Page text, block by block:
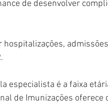
de desenvolver
hospitalizações,
especialista é a faixa
de Imunizações